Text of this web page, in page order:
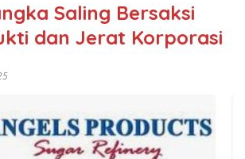
Saling Bersaksi
dan Jerat Korporasi